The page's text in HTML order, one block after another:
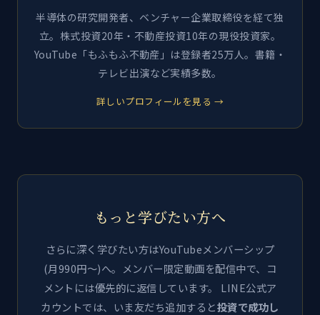
半導体の研究開発者、ベンチャー企業取締役を経て独
立。株式投資20年・不動産投資10年の現役投資家。
YouTube「もふもふ不動産」は登録者25万人。書籍・
テレビ出演など実績多数。
詳しいプロフィールを見る →
もっと学びたい方へ
さらに深く学びたい方はYouTubeメンバーシップ
(月990円〜)へ。メンバー限定動画を配信中で、コ
メントには優先的に返信しています。 LINE公式ア
カウントでは、いま友だち追加すると投資で成功し